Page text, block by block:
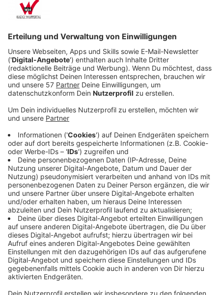
Was ist das Ziel einer hybriden Attacke?
Anzeige
Das Ziel ist ganz klar: Uns wirtschaftlich zu schaden
und gleichzeitig die Bevölkerung zu verunsichern und
zu spalten, so Sicherheitsexperte Carlo Masala. "Das
unseren Gesellschaften die sozialen Spannungen zu
setzen, die Ukraine nicht mehr so stark zu
unterstützen - wie es gerade erfolgt." Das andere Ziel
ist, dafür zu sorgen, dass die Bevölkerung die
Sanktionen gegen Russland nicht mehr mitträgt und
die Bundesregierung sie unter dem Druck zurückfahren
muss. Darum warnen Sicherheitsexperten wie Masala
vor weiteren Attacken insbesondere auf die rund
1.500 Energieversorger in Deutschland.
Anzeige
Was würde dafür sprechen, dass Russland
hinter den Anschlägen auf Pipelines und